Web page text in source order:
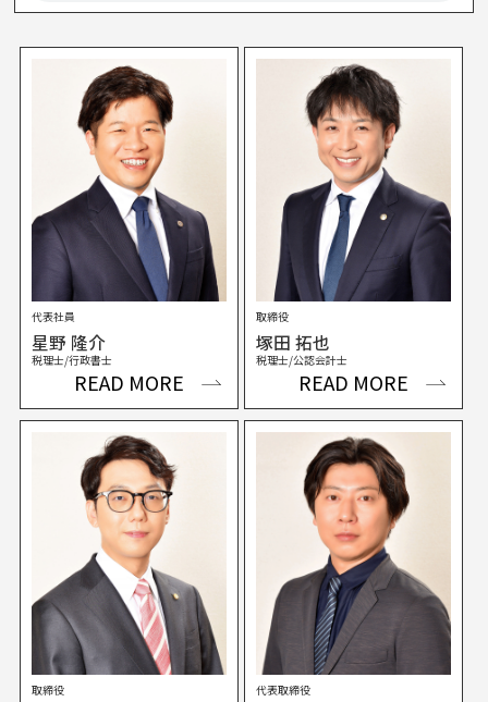
代表社員
星野 隆介
税理士/行政書士
READ MORE
取締役
塚田 拓也
税理士/公認会計士
READ MORE
取締役 代表取締役